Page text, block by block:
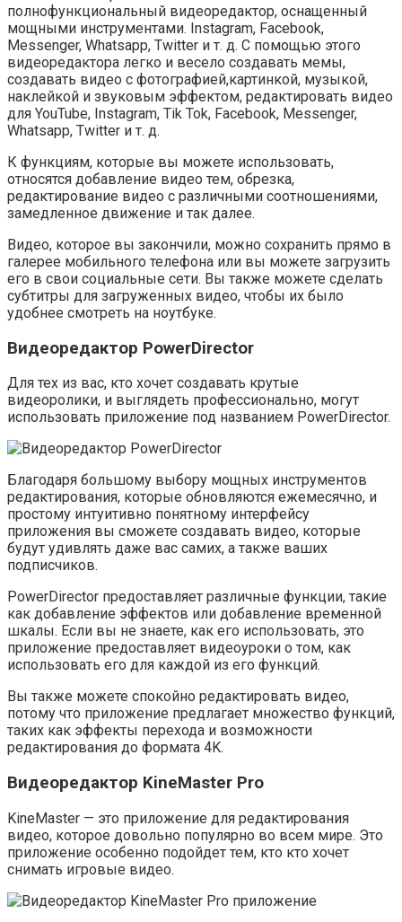
полнофункциональный видеоредактор, оснащенный
мощными инструментами. Instagram, Facebook,
Messenger, Whatsapp, Twitter и т. д. С помощью этого
видеоредактора легко и весело создавать мемы,
создавать видео с фотографией,картинкой, музыкой,
наклейкой и звуковым эффектом, редактировать видео
для YouTube, Instagram, Tik Tok, Facebook, Messenger,
Whatsapp, Twitter и т. д.
К функциям, которые вы можете использовать,
относятся добавление видео тем, обрезка,
редактирование видео с различными соотношениями,
замедленное движение и так далее.
Видео, которое вы закончили, можно сохранить прямо в
галерее мобильного телефона или вы можете загрузить
его в свои социальные сети. Вы также можете сделать
субтитры для загруженных видео, чтобы их было
удобнее смотреть на ноутбуке.
Видеоредактор PowerDirector
Для тех из вас, кто хочет создавать крутые
видеоролики, и выглядеть профессионально, могут
использовать приложение под названием PowerDirector.
Благодаря большому выбору мощных инструментов
редактирования, которые обновляются ежемесячно, и
простому интуитивно понятному интерфейсу
приложения вы сможете создавать видео, которые
будут удивлять даже вас самих, а также ваших
подписчиков.
PowerDirector предоставляет различные функции, такие
как добавление эффектов или добавление временной
шкалы. Если вы не знаете, как его использовать, это
приложение предоставляет видеоуроки о том, как
использовать его для каждой из его функций.
Вы также можете спокойно редактировать видео,
потому что приложение предлагает множество функций,
таких как эффекты перехода и возможности
редактирования до формата 4K.
Видеоредактор KineMaster Pro
KineMaster — это приложение для редактирования
видео, которое довольно популярно во всем мире. Это
приложение особенно подойдет тем, кто кто хочет
снимать игровые видео.